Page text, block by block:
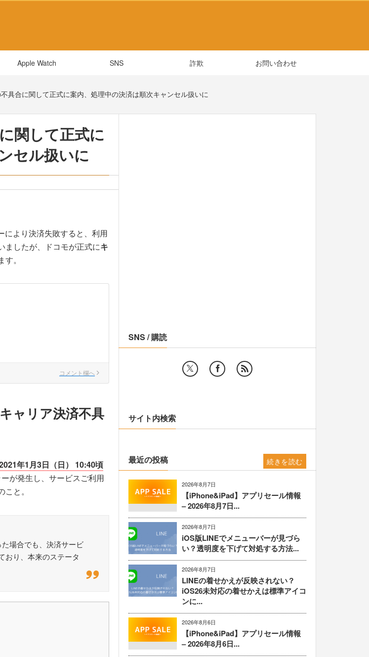
Apple Watch SNS 詐欺 お問い合わせ
不具合に関して正式に案内、処理中の決済は順次キャンセル扱いに
関して正式に
セル扱いに
により決済失敗すると、利用
ましたが、ドコモが正式にキ
。
コメント欄へ
ャリア決済不具
年1月3日（日） 10:40頃
が発生し、サービスご利用
と。
場合でも、決済サービ
おり、本来のステータ
SNS / 購読
サイト内検索
最近の投稿
2026年8月7日
【iPhone&iPad】アプリセール情報
– 2026年8月7日...
2026年8月7日
iOS版LINEでメニューバーが見づら
い？透明度を下げて対処する方法...
2026年8月7日
LINEの着せかえが反映されない？
iOS26未対応の着せかえは標準アイコ
ンに...
2026年8月6日
【iPhone&iPad】アプリセール情報
– 2026年8月6日...
続きを読む